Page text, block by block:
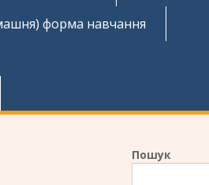
форма навчання
Пошук